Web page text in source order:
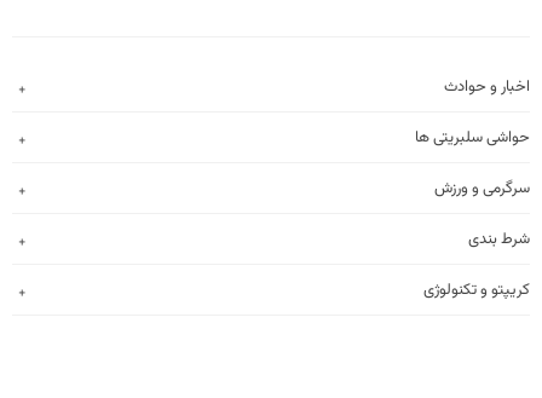
اخبار و حوادث
حواشی سلبریتی ها
سرگرمی و ورزش
شرط بندی
کریپتو و تکنولوژی